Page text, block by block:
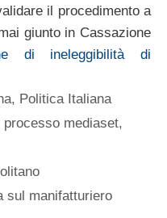
il procedimento a
giunto in Cassazione
di ineleggibilità di
, Politica Italiana
processo mediaset,
sul manifatturiero